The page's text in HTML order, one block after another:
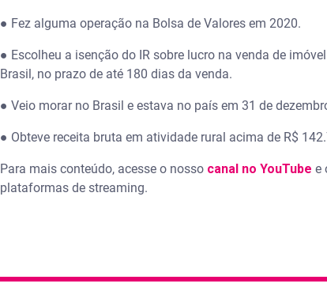
● Fez alguma operação na Bolsa de Valores em 2020.
● Escolheu a isenção do IR sobre lucro na venda de
Brasil, no prazo de até 180 dias da venda.
● Veio morar no Brasil e estava no país em 31 de
● Obteve receita bruta em atividade rural acima de R$
Para mais conteúdo, acesse o nosso canal no YouTube e
plataformas de streaming.